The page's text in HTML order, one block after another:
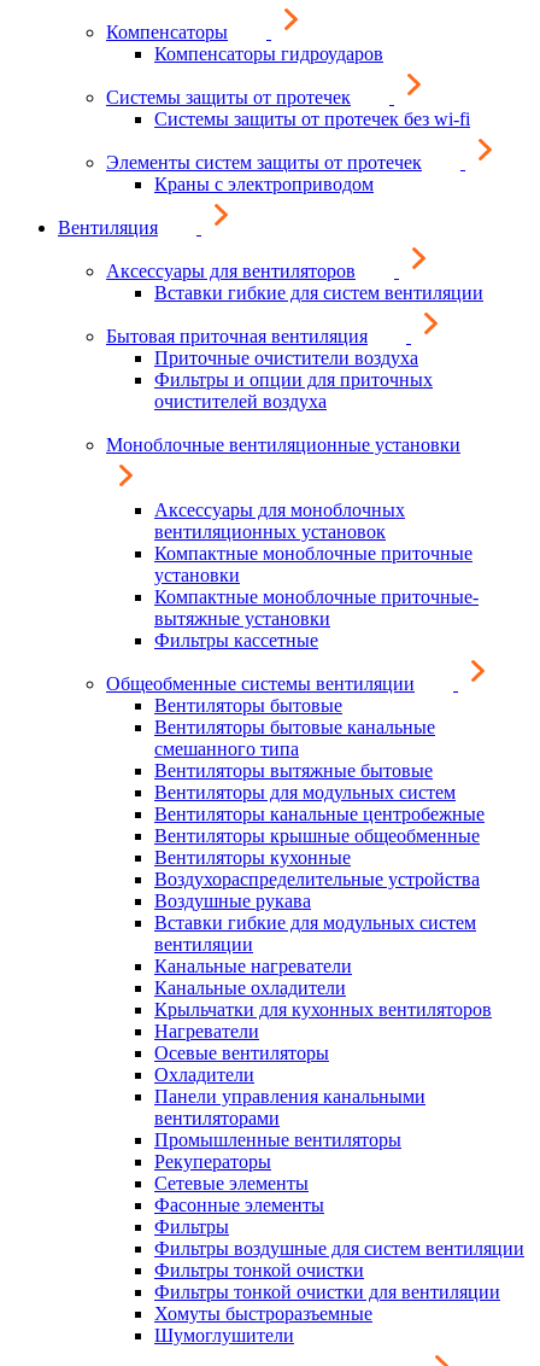
Компенсаторы
Компенсаторы гидроударов
Системы защиты от протечек
Системы защиты от протечек без wi-fi
Элементы систем защиты от протечек
Краны с электроприводом
Вентиляция
Аксессуары для вентиляторов
Вставки гибкие для систем вентиляции
Бытовая приточная вентиляция
Приточные очистители воздуха
Фильтры и опции для приточных
очистителей воздуха
Моноблочные вентиляционные установки
Аксессуары для моноблочных
вентиляционных установок
Компактные моноблочные приточные
установки
Компактные моноблочные приточные-
вытяжные установки
Фильтры кассетные
Общеобменные системы вентиляции
Вентиляторы бытовые
Вентиляторы бытовые канальные
смешанного типа
Вентиляторы вытяжные бытовые
Вентиляторы для модульных систем
Вентиляторы канальные центробежные
Вентиляторы крышные общеобменные
Вентиляторы кухонные
Воздухораспределительные устройства
Воздушные рукава
Вставки гибкие для модульных систем
вентиляции
Канальные нагреватели
Канальные охладители
Крыльчатки для кухонных вентиляторов
Нагреватели
Осевые вентиляторы
Охладители
Панели управления канальными
вентиляторами
Промышленные вентиляторы
Рекуператоры
Сетевые элементы
Фасонные элементы
Фильтры
Фильтры воздушные для систем вентиляции
Фильтры тонкой очистки
Фильтры тонкой очистки для вентиляции
Хомуты быстроразъемные
Шумоглушители